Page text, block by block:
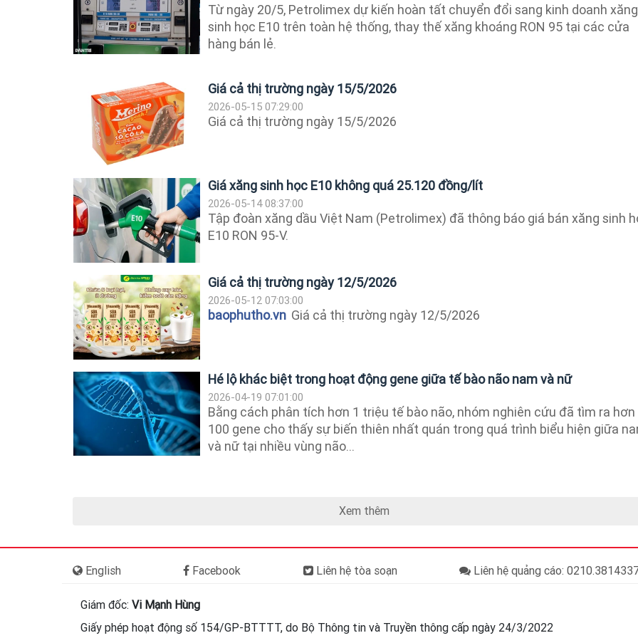
Từ ngày 20/5, Petrolimex dự kiến hoàn tất chuyển đổi sang kinh doanh xăng
sinh học E10 trên toàn hệ thống, thay thế xăng khoáng RON 95 tại các cửa
hàng bán lẻ.
Giá cả thị trường ngày 15/5/2026
2026-05-15 07:29:00
Giá cả thị trường ngày 15/5/2026
Giá xăng sinh học E10 không quá 25.120 đồng/lít
2026-05-14 08:37:00
Tập đoàn xăng dầu Việt Nam (Petrolimex) đã thông báo giá bán xăng sinh
E10 RON 95-V.
Giá cả thị trường ngày 12/5/2026
2026-05-12 07:03:00
baophutho.vn Giá cả thị trường ngày 12/5/2026
Hé lộ khác biệt trong hoạt động gene giữa tế bào não nam và nữ
2026-04-19 07:01:00
Bằng cách phân tích hơn 1 triệu tế bào não, nhóm nghiên cứu đã tìm ra hơn
100 gene cho thấy sự biến thiên nhất quán trong quá trình biểu hiện giữa
và nữ tại nhiều vùng não...
Xem thêm
English Facebook Liên hệ tòa soạn Liên hệ quảng cáo:
Giám đốc: Vi Mạnh Hùng
Giấy phép hoạt động số 154/GP-BTTTT, do Bộ Thông tin và Truyền thông cấp ngày 24/3/2022